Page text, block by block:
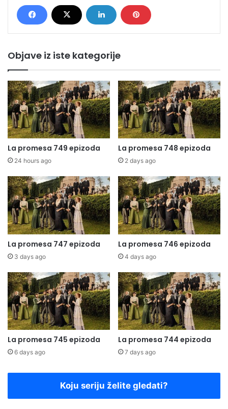
Objave iz iste kategorije
La promesa 749 epizoda
24 hours ago
La promesa 748 epizoda
2 days ago
La promesa 747 epizoda
3 days ago
La promesa 746 epizoda
4 days ago
La promesa 745 epizoda
6 days ago
La promesa 744 epizoda
7 days ago
Koju seriju želite gledati?